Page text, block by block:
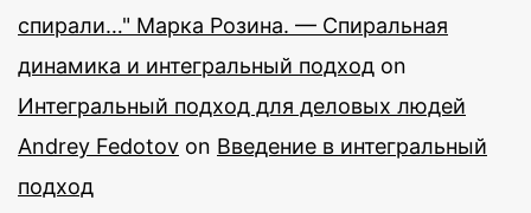
спирали…" Марка Розина. — Спиральная
динамика и интегральный подход on
Интегральный подход для деловых людей
Andrey Fedotov on Введение в интегральный
подход